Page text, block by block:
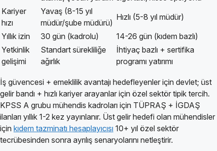
Kariyer
hızı
Yavaş (8-15 yıl
müdür/şube müdürü)
Hızlı (5-8 yıl müdür)
Yıllık izin
30 gün (kadrolu)
14-26 gün (kıdem bazlı)
Yetkinlik
gelişimi
Standart sürekliliğe
ağırlık
İhtiyaç bazlı + sertifika
programı yatırımı
İş güvencesi + emeklilik avantajı hedefleyenler için devlet; üst
gelir bandı + hızlı kariyer arayanlar için özel sektör tipik tercih.
KPSS A grubu mühendis kadroları için TÜPRAŞ + İGDAŞ
ilanları yıllık 1-2 kez yayınlanır. Üst gelir hedefi olan mühendisler
için kıdem tazminatı hesaplayıcısı 10+ yıl özel sektör
tecrübesinden sonra ayrılış senaryolarını netleştirir.